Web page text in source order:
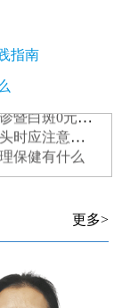
指南
面调养是吗
意什么
注意的问题
保健有什么
更多>